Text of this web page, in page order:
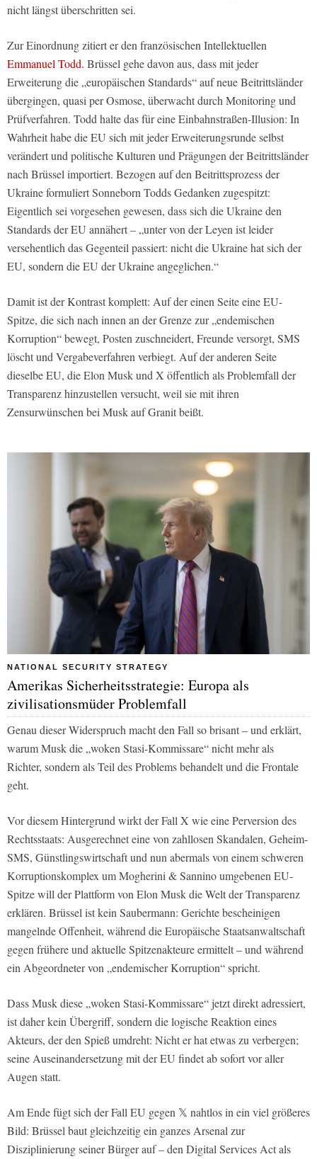
nicht längst überschritten sei.
Zur Einordnung zitiert er den französischen Intellektuellen
Emmanuel Todd. Brüssel gehe davon aus, dass mit jeder
Erweiterung die „europäischen Standards“ auf neue Beitrittsländer
übergingen, quasi per Osmose, überwacht durch Monitoring und
Prüfverfahren. Todd halte das für eine Einbahnstraßen-Illusion: In
Wahrheit habe die EU sich mit jeder Erweiterungsrunde selbst
verändert und politische Kulturen und Prägungen der Beitrittsländer
nach Brüssel importiert. Bezogen auf den Beitrittsprozess der
Ukraine formuliert Sonneborn Todds Gedanken zugespitzt:
Eigentlich sei vorgesehen gewesen, dass sich die Ukraine den
Standards der EU annähert – „unter von der Leyen ist leider
versehentlich das Gegenteil passiert: nicht die Ukraine hat sich der
EU, sondern die EU der Ukraine angeglichen.“
Damit ist der Kontrast komplett: Auf der einen Seite eine EU-
Spitze, die sich nach innen an der Grenze zur „endemischen
Korruption“ bewegt, Posten zuschneidert, Freunde versorgt, SMS
löscht und Vergabeverfahren verbiegt. Auf der anderen Seite
dieselbe EU, die Elon Musk und X öffentlich als Problemfall der
Transparenz hinzustellen versucht, weil sie mit ihren
Zensurwünschen bei Musk auf Granit beißt.
NATIONAL SECURITY STRATEGY
Amerikas Sicherheitsstrategie: Europa als
zivilisationsmüder Problemfall
Genau dieser Widerspruch macht den Fall so brisant – und erklärt,
warum Musk die „woken Stasi-Kommissare“ nicht mehr als
Richter, sondern als Teil des Problems behandelt und die Frontale
geht.
Vor diesem Hintergrund wirkt der Fall X wie eine Perversion des
Rechtsstaats: Ausgerechnet eine von zahllosen Skandalen, Geheim-
SMS, Günstlingswirtschaft und nun abermals von einem schweren
Korruptionskomplex um Mogherini & Sannino umgebenen EU-
Spitze will der Plattform von Elon Musk die Welt der Transparenz
erklären. Brüssel ist kein Saubermann: Gerichte bescheinigen
mangelnde Offenheit, während die Europäische Staatsanwaltschaft
gegen frühere und aktuelle Spitzenakteure ermittelt – und während
ein Abgeordneter von „endemischer Korruption“ spricht.
Dass Musk diese „woken Stasi-Kommissare“ jetzt direkt adressiert,
ist daher kein Übergriff, sondern die logische Reaktion eines
Akteurs, der den Spieß umdreht: Nicht er hat etwas zu verbergen;
seine Auseinandersetzung mit der EU findet ab sofort vor aller
Augen statt.
Am Ende fügt sich der Fall EU gegen 𝕏 nahtlos in ein viel größeres
Bild: Brüssel baut gleichzeitig ein ganzes Arsenal zur
Disziplinierung seiner Bürger auf – den Digital Services Act als